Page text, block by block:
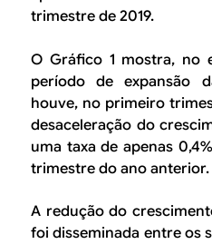
trimestre de 2019.
O Gráfico 1 mostra, no
período de expansão
houve, no primeiro
desaceleração do
uma taxa de apenas
trimestre do ano anterior.
A redução do
foi disseminada entre os